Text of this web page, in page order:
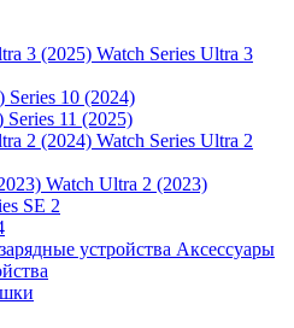
Watch Series Ultra 3
Series 10 (2024)
Series 11 (2025)
Watch Series Ultra 2
Watch Ultra 2 (2023)
SE 2
Аксессуары